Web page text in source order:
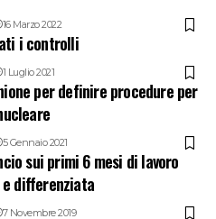
16 Marzo 2022
i controlli
1 Luglio 2021
per definire procedure per
5 Gennaio 2021
sui primi 6 mesi di lavoro
e differenziata
7 Novembre 2019